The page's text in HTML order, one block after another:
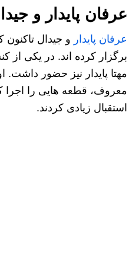
عرفان پایدار و
عرفان پایدار و جیدال
برگزار کرده اند. در یکی از
مهتا پایدار نیز حضور داشت.
معروف، قطعه هایی را اجرا
استقبال زیادی کردند.